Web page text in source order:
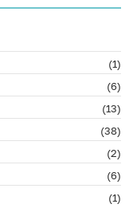
(1)
(6)
(13)
(38)
(2)
(6)
(1)